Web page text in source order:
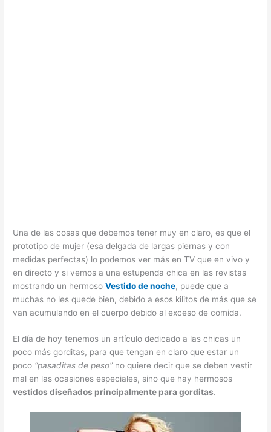
Una de las cosas que debemos tener muy en claro, es que el
prototipo de mujer (esa delgada de largas piernas y con
medidas perfectas) lo podemos ver más en TV que en vivo y
en directo y si vemos a una estupenda chica en las revistas
mostrando un hermosoVestido de noche, puede que a
muchas no les quede bien, debido a esos kilitos de más que se
van acumulando en el cuerpo debido al exceso de comida.
El día de hoy tenemos un artículo dedicado a las chicas un
poco más gorditas, para que tengan en claro que estar un
poco “pasaditas de peso”no quiere decir que se deben vestir
mal en las ocasiones especiales, sino que hay hermosos
vestidos diseñados principalmente para gorditas.